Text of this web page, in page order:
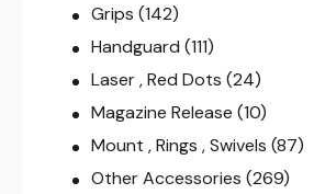
Grips (142)
Handguard (111)
Laser , Red Dots (24)
Magazine Release (10)
Mount , Rings , Swivels (87)
Other Accessories (269)